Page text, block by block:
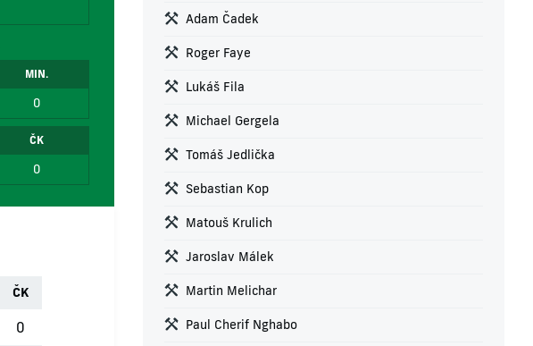
MIN.
0
ČK
0
ČK
0
Adam Čadek
Roger Faye
Lukáš Fila
Michael Gergela
Tomáš Jedlička
Sebastian Kop
Matouš Krulich
Jaroslav Málek
Martin Melichar
Paul Cherif Nghabo